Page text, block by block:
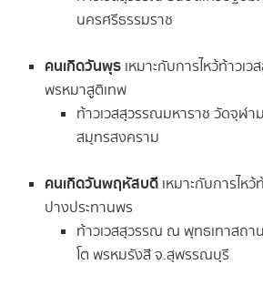
นครศรีธรรมราช
คนเกิดวันพุธ เหมาะกับการไหว้ท้าวเ
พรหมาสูติเทพ
ท้าวเวสสุวรรณมหาราช วัดจุฬ
สมุทรสงคราม
คนเกิดวันพฤหัสบดี เหมาะกับการไห
ปางประทานพร
ท้าวเวสสุวรรณ ณ พุทธเทาสถ
โต พรหมรังสี จ.สุพรรณบุรี